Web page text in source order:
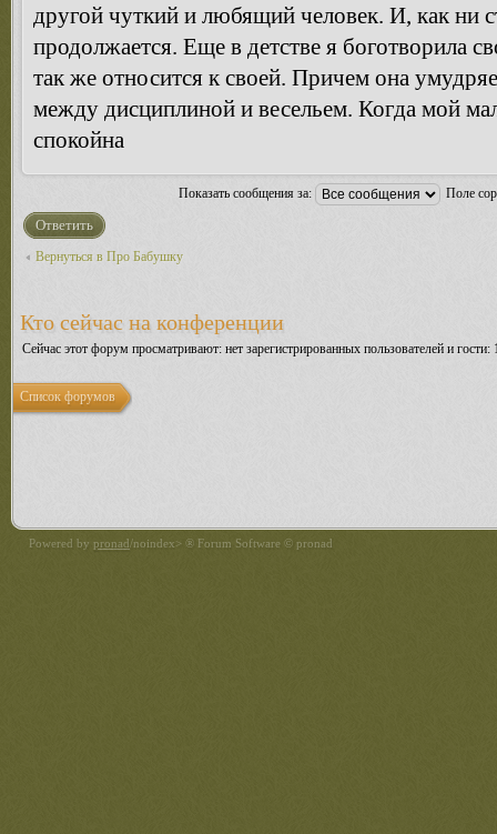
другой чуткий и любящий человек. И, как ни
продолжается. Еще в детстве я боготворила
так же относится к своей. Причем она
между дисциплиной и весельем. Когда мой
спокойна
Показать сообщения за: Поле
Ответить
Вернуться в Про Бабушку
Кто сейчас на конференции
Сейчас этот форум просматривают: нет зарегистрированных пользователей и гости:
Список форумов
Powered by pronad/noindex> ® Forum Software © pronad